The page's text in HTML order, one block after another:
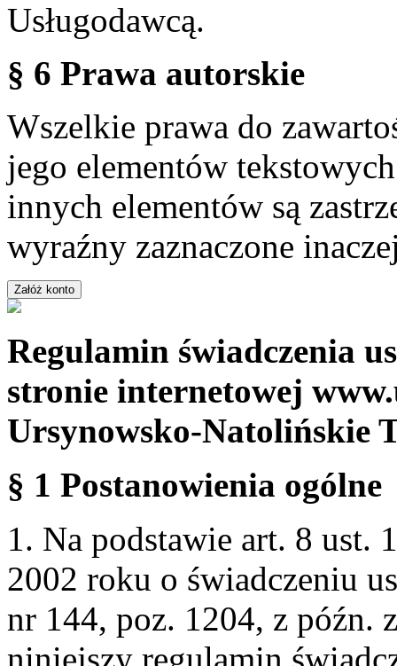
Usługodawcą.
§ 6 Prawa autorskie
Wszelkie prawa do
jego elementów
innych elementów są
wyraźny zaznaczone
Regulamin świadczenia
stronie internetowej
Ursynowsko-Natolińskie
§ 1 Postanowienia ogólne
1. Na podstawie art. 8 ust.
2002 roku o świadczeniu
nr 144, poz. 1204, z późn.